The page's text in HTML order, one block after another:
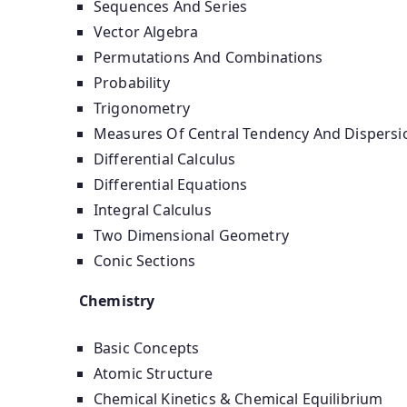
Sequences And Series
Vector Algebra
Permutations And Combinations
Probability
Trigonometry
Measures Of Central Tendency And
Differential Calculus
Differential Equations
Integral Calculus
Two Dimensional Geometry
Conic Sections
Chemistry
Basic Concepts
Atomic Structure
Chemical Kinetics & Chemical Equilibrium